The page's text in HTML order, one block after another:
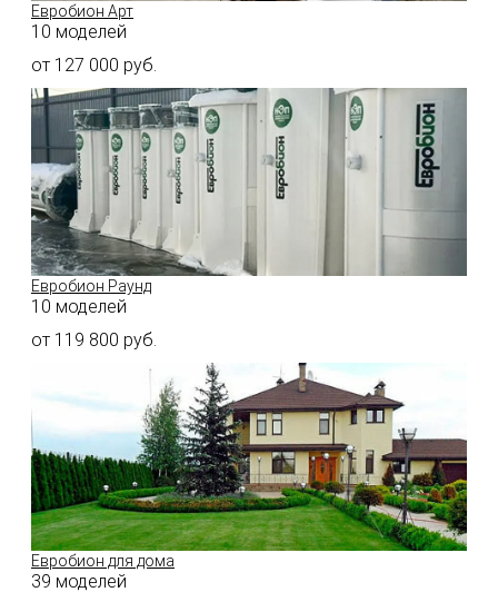
Евробион Арт
10 моделей
от 127 000 руб.
Евробион Раунд
10 моделей
от 119 800 руб.
Евробион для дома
39 моделей